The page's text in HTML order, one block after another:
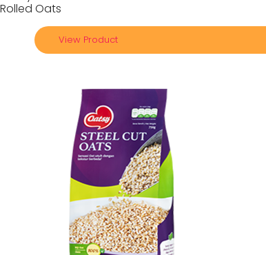
Rolled Oats
View Product